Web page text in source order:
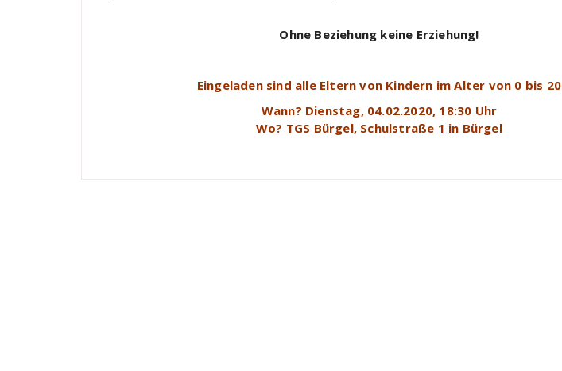
Ohne Beziehung keine Erziehung!
Eingeladen sind alle Eltern von Kindern im Alter von 0 bis 20
Wann? Dienstag, 04.02.2020, 18:30 Uhr
Wo? TGS Bürgel, Schulstraße 1 in Bürgel